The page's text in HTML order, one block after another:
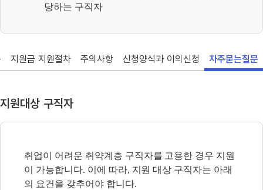
당하는 구직자
지원금 지원절차 주의사항 신청양식과 이의신청 자주묻는질문
지원대상 구직자
취업이 어려운 취약계층 구직자를 고용한 경우 지원
이 가능합니다. 이에 따라, 지원 대상 구직자는 아래
의 요건을 갖추어야 합니다.